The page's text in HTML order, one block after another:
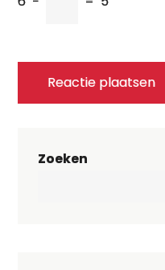
Zoeken